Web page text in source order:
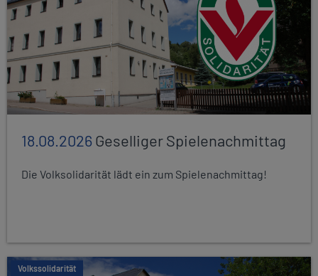
18.08.2026Geselliger Spielenachmittag
Die Volksolidarität lädt ein zum Spielenachmittag!
Volkssolidarität